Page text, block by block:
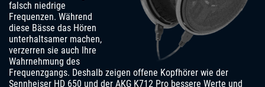
falsch niedrige
Frequenzen. Während
diese Bässe das Hören
unterhaltsamer machen,
verzerren sie auch Ihre
Wahrnehmung des
Frequenzgangs. Deshalb zeigen offene Kopfhörer wie der
Sennheiser HD 650 und der AKG K712 Pro bessere Werte und